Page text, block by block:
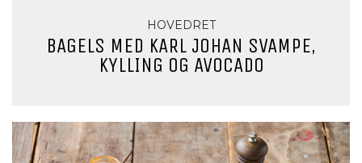
HOVEDRET
BAGELS MED KARL JOHAN SVAMPE,
KYLLING OG AVOCADO